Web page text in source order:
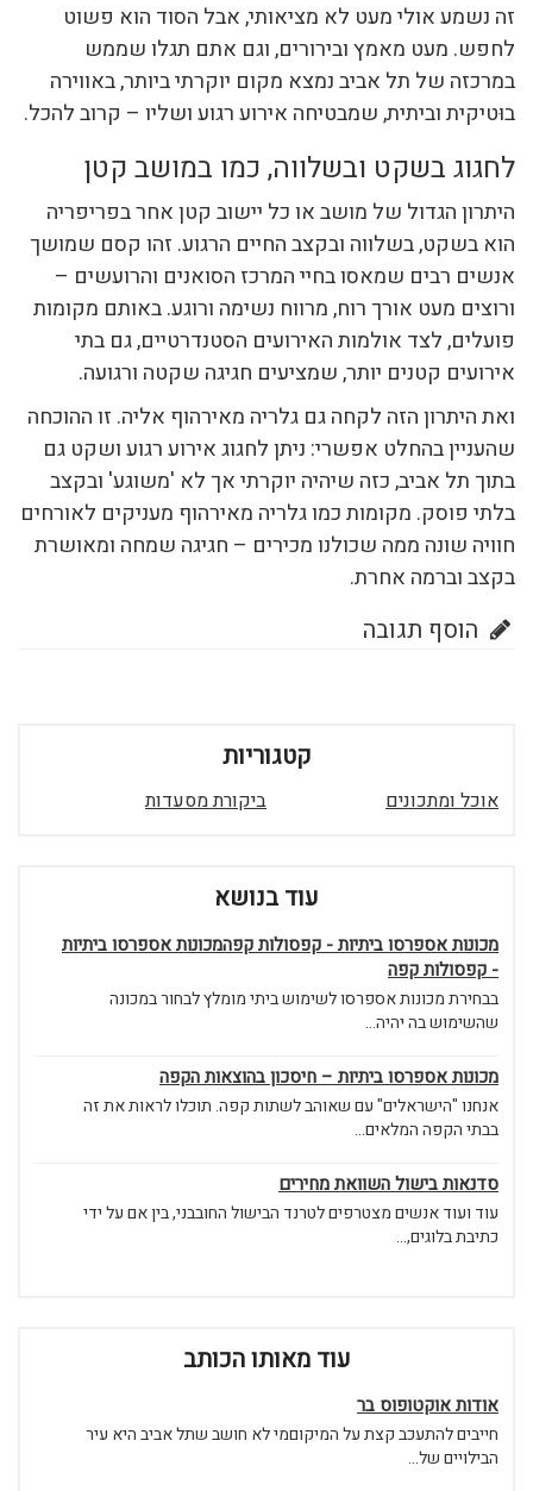
זה נשמע אולי מעט לא מציאותי, אבל הסוד הוא פשוט
לחפש. מעט מאמץ ובירורים, וגם אתם תגלו שממש
במרכזה של תל אביב נמצא מקום יוקרתי ביותר, באווירה
בוּטיקית וביתית, שמבטיחה אירוע רגוע ושליו – קרוב להכל.
לחגוג בשקט ובשלווה, כמו במושב קטן
היתרון הגדול של מושב או כל יישוב קטן אחר בפריפריה
הוא בשקט, בשלווה ובקצב החיים הרגוע. זהו קסם שמושך
אנשים רבים שמאסו בחיי המרכז הסואנים והרועשים –
ורוצים מעט אורך רוח, מרווח נשימה ורוגע. באותם מקומות
פועלים, לצד אולמות האירועים הסטנדרטיים, גם בתי
אירועים קטנים יותר, שמציעים חגיגה שקטה ורגועה.
ואת היתרון הזה לקחה גם גלריה מאירהוף אליה. זו ההוכחה
שהעניין בהחלט אפשרי: ניתן לחגוג אירוע רגוע ושקט גם
בתוך תל אביב, כזה שיהיה יוקרתי אך לא 'משוגע' ובקצב
בלתי פוסק. מקומות כמו גלריה מאירהוף מעניקים לאורחים
חוויה שונה ממה שכולנו מכירים – חגיגה שמחה ומאושרת
בקצב וברמה אחרת.
הוסף תגובה
קטגוריות
אוכל ומתכונים ביקורת מסעדות
עוד בנושא
מכונות אספרסו ביתיות - קפסולות קפהמכונות אספרסו ביתיות
- קפסולות קפה
בבחירת מכונות אספרסו לשימוש ביתי מומלץ לבחור במכונה
שהשימוש בה יהיה...
מכונות אספרסו ביתיות – חיסכון בהוצאות הקפה
אנחנו "הישראלים" עם שאוהב לשתות קפה. תוכלו לראות את זה
בבתי הקפה המלאים...
סדנאות בישול השוואת מחירים
עוד ועוד אנשים מצטרפים לטרנד הבישול החובבני, בין אם על ידי
כתיבת בלוגים,...
עוד מאותו הכותב
אודות אוקטופוס בר
חייבים להתעכב קצת על המיקוםמי לא חושב שתל אביב היא עיר
הבילויים של...